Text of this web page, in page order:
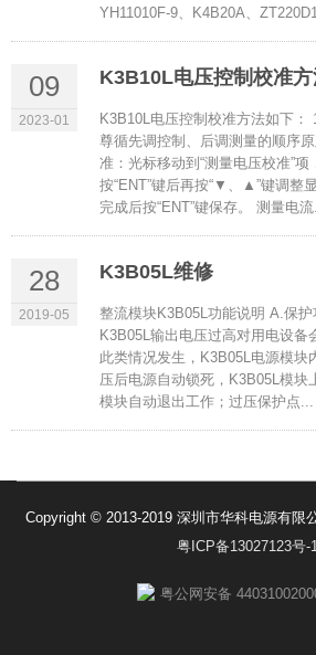
YH11010F-9、K4B20A、
09
2023-01
K3B10L电压控制校准
K3B10L电压控制校准方法如下：
尊循先调控制、后调测量的顺序
准：光标移动到“测量电压校准”项
按“ENT”键后再按“▼、▲”键调整
完成后按“ENT”键保存。 测量电
28
2019-05
K3B05L维修
整流模块K3B05L功能说明 A.保
K3B05L输出电压过高对用电设备
此类情况发生，K3B05L电源模块
压后电源自动锁死，K3B05L模块
模块自动退出工作；过压保护点...
Copyright © 2013-2019 深圳市华科电源有限
粤ICP备13027123号-
粤公网安备